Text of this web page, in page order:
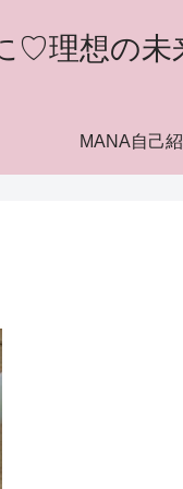
♡理想の未
MANA自己